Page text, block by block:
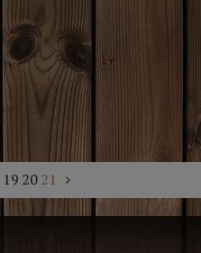
19 2021